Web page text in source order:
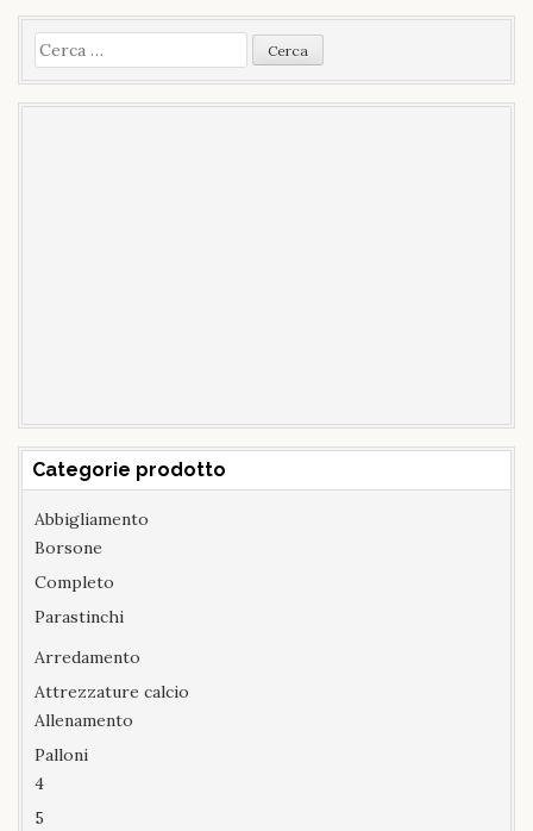
Ricerca
per:
Categorie prodotto
Abbigliamento
Borsone
Completo
Parastinchi
Arredamento
Attrezzature calcio
Allenamento
Palloni
4
5